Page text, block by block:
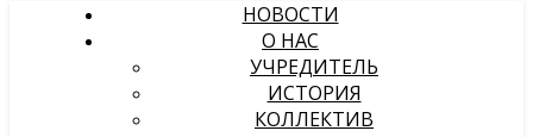
НОВОСТИ
О НАС
УЧРЕДИТЕЛЬ
ИСТОРИЯ
КОЛЛЕКТИВ